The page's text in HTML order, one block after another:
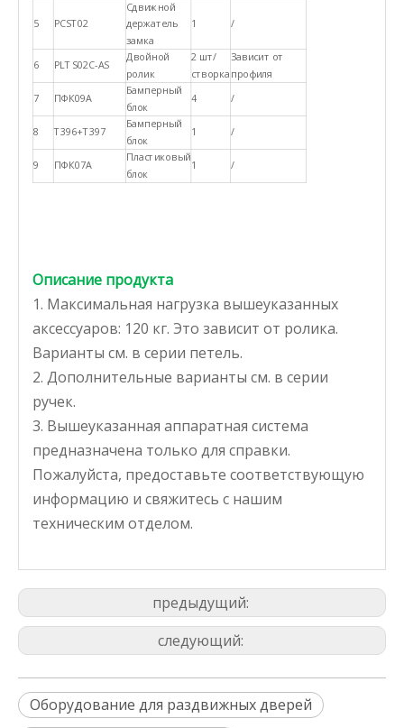
5 PCST02
Сдвижной
держатель
замка
1 /
6 PLTS02C-AS
Двойной
ролик
2 шт/
створка
Зависит от
профиля
7 ПФК09А
Бамперный
блок
4 /
8 Т396+Т397
Бамперный
блок
1 /
9 ПФК07А
Пластиковый
блок
1 /
Описание продукта
1. Максимальная нагрузка вышеуказанных
аксессуаров: 120 кг. Это зависит от ролика.
Варианты см. в серии петель.
2. Дополнительные варианты см. в серии
ручек.
3. Вышеуказанная аппаратная система
предназначена только для справки.
Пожалуйста, предоставьте соответствующую
информацию и свяжитесь с нашим
техническим отделом.
предыдущий:
следующий:
Оборудование для раздвижных дверей